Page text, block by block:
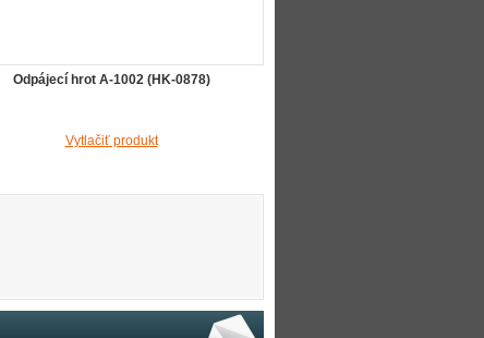
Odpájecí hrot A-1002 (HK-0878)
Vytlačiť produkt